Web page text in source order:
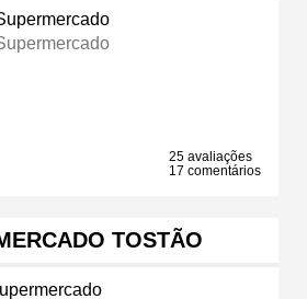
25 avaliações
17 comentários
TOSTÃO